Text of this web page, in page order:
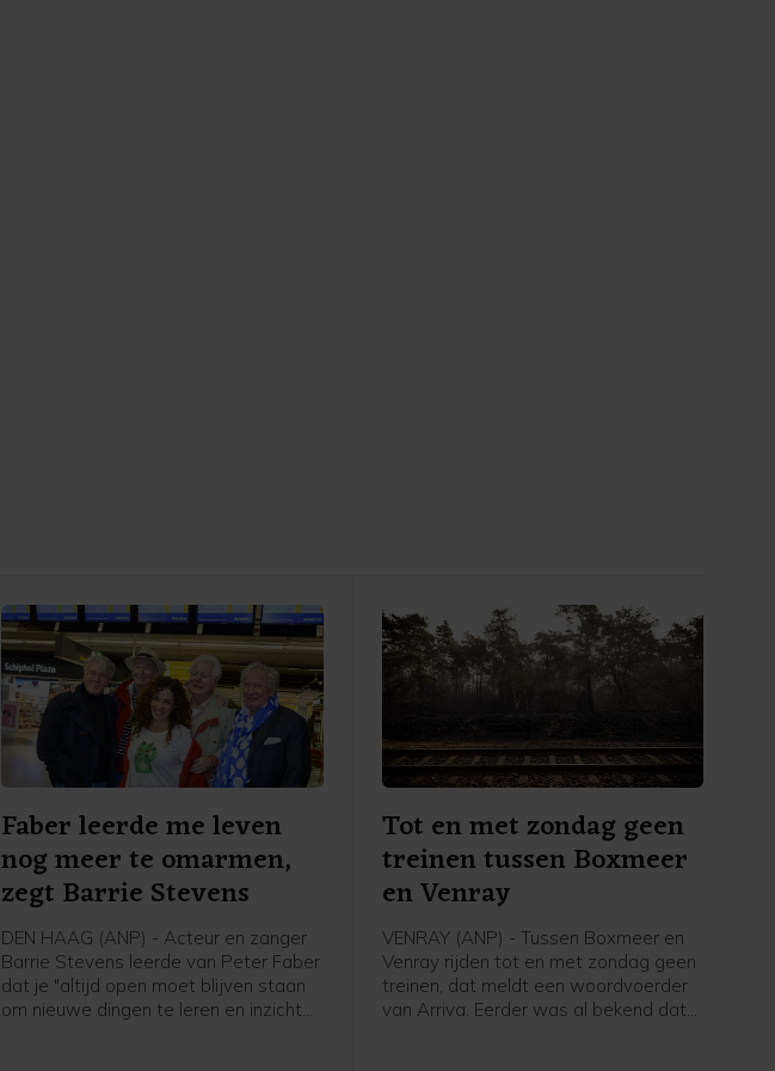
Faber leerde me leven
nog meer te omarmen,
zegt Barrie Stevens
DEN HAAG (ANP) - Acteur en zanger
Barrie Stevens leerde van Peter Faber
dat je "altijd open moet blijven staan
om nieuwe dingen te leren en inzichten
Tot en met zondag geen
treinen tussen Boxmeer
en Venray
VENRAY (ANP) - Tussen Boxmeer en
Venray rijden tot en met zondag geen
treinen, dat meldt een woordvoerder
van Arriva. Eerder was al bekend dat